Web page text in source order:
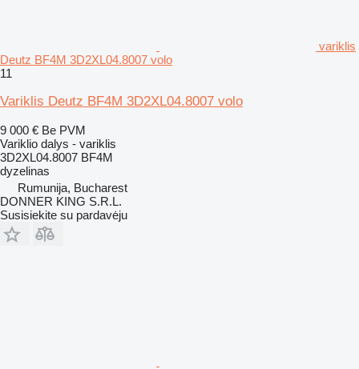
variklis
Deutz BF4M 3D2XL04.8007 volo
11
Variklis Deutz BF4M 3D2XL04.8007 volo
9 000 € Be PVM
Variklio dalys - variklis
3D2XL04.8007 BF4M
dyzelinas
Rumunija, Bucharest
DONNER KING S.R.L.
Susisiekite su pardavėju